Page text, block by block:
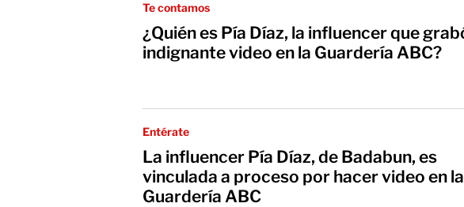
Te contamos
¿Quién es Pía Díaz, la influencer que grabó un
indignante video en la Guardería ABC?
Entérate
La influencer Pía Díaz, de Badabun, es
vinculada a proceso por hacer video en la
Guardería ABC